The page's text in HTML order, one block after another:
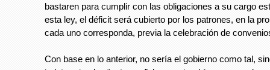
bastaren para cumplir con las obligaciones a su cargo
esta ley, el déficit será cubierto por los patrones, en la
cada uno corresponda, previa la celebración de
Con base en lo anterior, no sería el gobierno como tal,